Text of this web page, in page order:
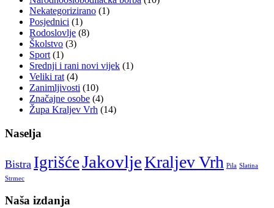
Nekategorizirano (1)
Posjednici (1)
Rodoslovlje (8)
Školstvo (3)
Sport (1)
Srednji i rani novi vijek (1)
Veliki rat (4)
Zanimljivosti (10)
Značajne osobe (4)
Župa Kraljev Vrh (14)
Naselja
Bistra IgrišćeJakovljeKraljev Vrh Pila Slatina
Strmec
Naša izdanja